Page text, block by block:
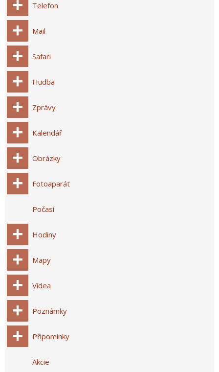
Telefon
Mail
Safari
Hudba
Zprávy
Kalendář
Obrázky
Fotoaparát
Počasí
Hodiny
Mapy
Videa
Poznámky
Připomínky
Akcie